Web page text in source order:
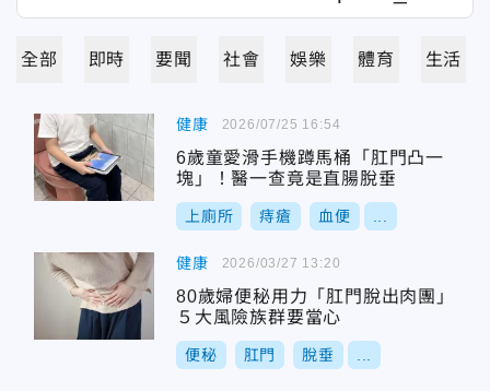
全部 即時 要聞 社會 娛樂 體育 生活
健康
6歲童愛滑手機蹲馬桶「肛門凸一
塊」！醫一查竟是直腸脫垂
上廁所 痔瘡 血便
2026/07/25 16:54
健康
80歲婦便秘用力「肛門脫出肉團」
５大風險族群要當心
便秘 肛門 脫垂
2026/03/27 13:20